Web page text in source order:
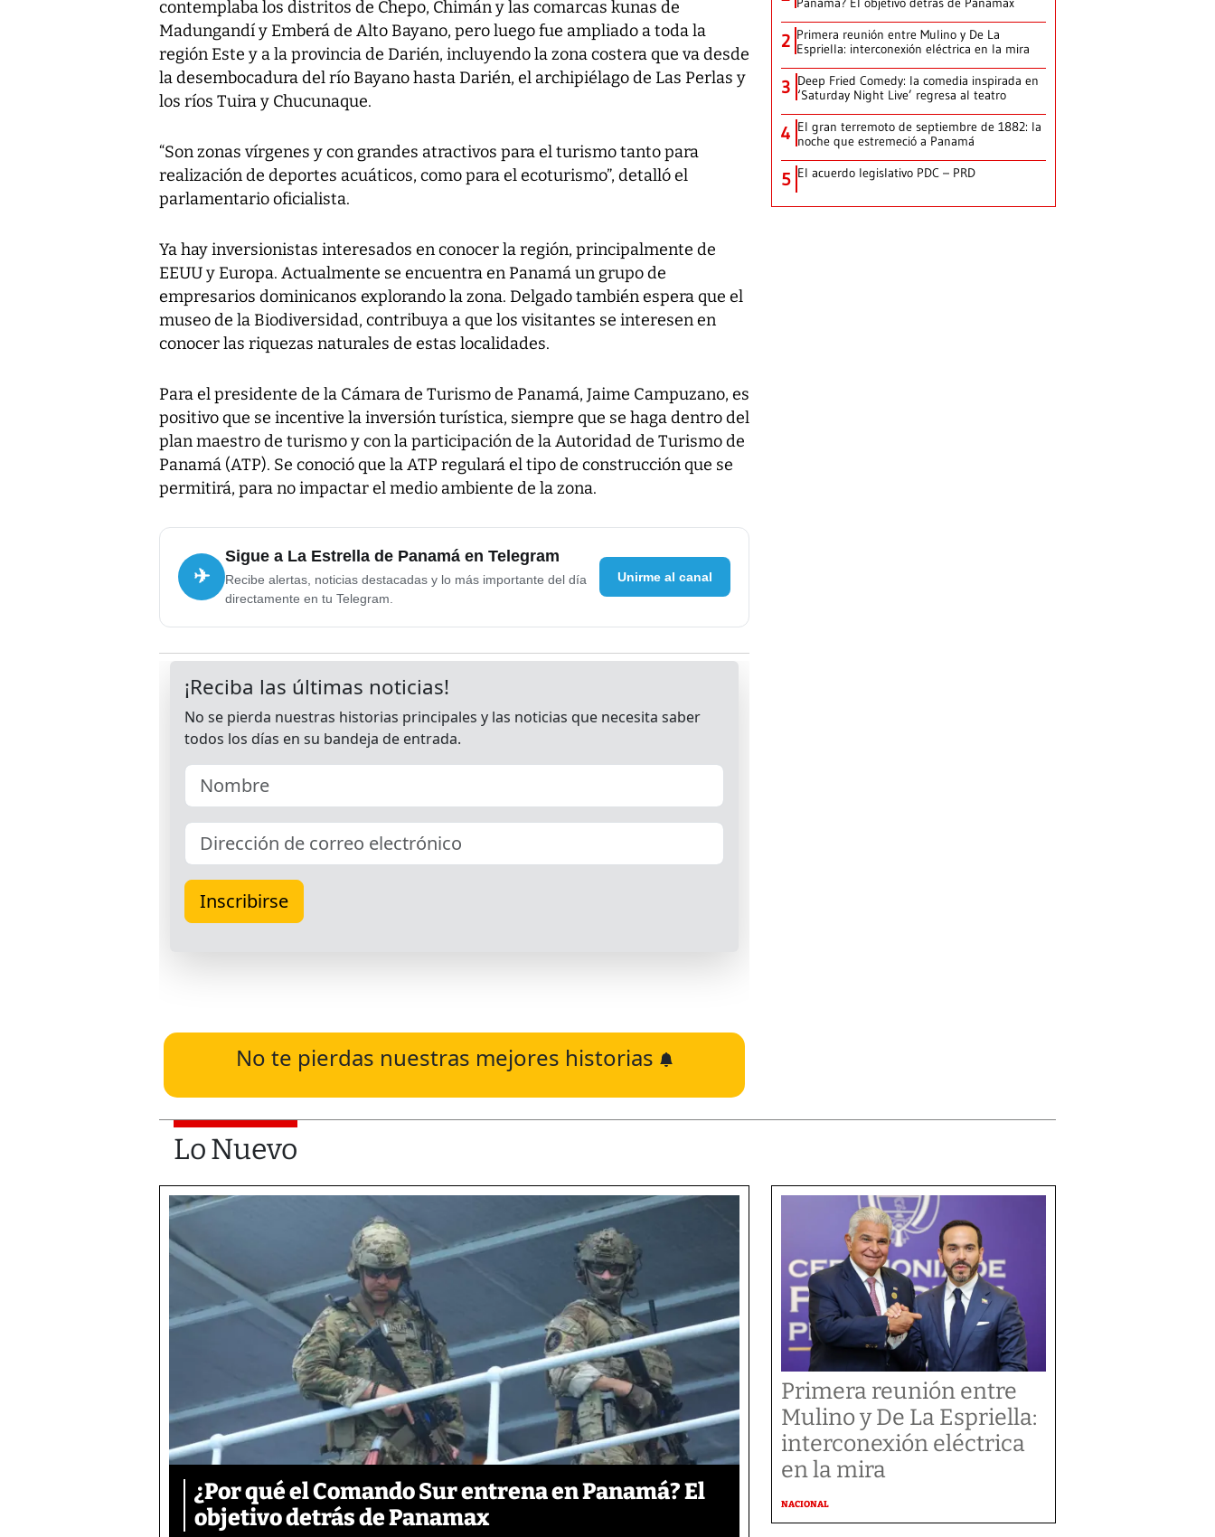
contemplaba los distritos de Chepo, Chimán y las comarcas kunas de
Madungandí y Emberá de Alto Bayano, pero luego fue ampliado a toda la
región Este y a la provincia de Darién, incluyendo la zona costera que va desde
la desembocadura del río Bayano hasta Darién, el archipiélago de Las Perlas y
los ríos Tuira y Chucunaque.
“Son zonas vírgenes y con grandes atractivos para el turismo tanto para
realización de deportes acuáticos, como para el ecoturismo”, detalló el
parlamentario oficialista.
Ya hay inversionistas interesados en conocer la región, principalmente de
EEUU y Europa. Actualmente se encuentra en Panamá un grupo de
empresarios dominicanos explorando la zona. Delgado también espera que el
museo de la Biodiversidad, contribuya a que los visitantes se interesen en
conocer las riquezas naturales de estas localidades.
Para el presidente de la Cámara de Turismo de Panamá, Jaime Campuzano, es
positivo que se incentive la inversión turística, siempre que se haga dentro del
plan maestro de turismo y con la participación de la Autoridad de Turismo de
Panamá (ATP). Se conoció que la ATP regulará el tipo de construcción que se
permitirá, para no impactar el medio ambiente de la zona.
✈
Sigue a La Estrella de Panamá en Telegram
Recibe alertas, noticias destacadas y lo más importante del día
directamente en tu Telegram.
Unirme al canal
No te pierdas nuestras mejores historias
2 Primera reunión entre Mulino y De La
Espriella: interconexión eléctrica en la mira
3 Deep Fried Comedy: la comedia inspirada en
‘Saturday Night Live’ regresa al teatro
4 El gran terremoto de septiembre de 1882: la
noche que estremeció a Panamá
5 El acuerdo legislativo PDC – PRD
Lo Nuevo
¿Por qué el Comando Sur entrena en Panamá? El
objetivo detrás de Panamax
Primera reunión entre
Mulino y De La Espriella:
interconexión eléctrica
en la mira
NACIONAL